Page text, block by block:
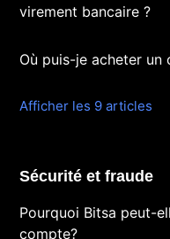
virement bancaire ?
Où puis-je acheter un
Afficher les 9 articles
Sécurité et fraude
Pourquoi Bitsa peut-
compte?